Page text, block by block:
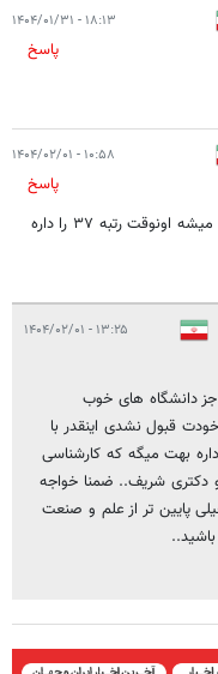
۱۸:۱۳ - ۱۴۰۴/۰۱/۳۱
پاسخ
۱۰:۵۸ - ۱۴۰۴/۰۲/۰۱
پاسخ
هرچه بچه ضعیف است وارد علم وصنعت میشه اونوقت رتبه ۳۷ را داره
۱۳:۲۵ - ۱۴۰۴/۰۲/۰۱
دانشگاه های خوب
قبول نشدی اینقدر با
بهت میگه که کارشناسی
دکتری شریف.. ضمنا خواجه
پایین تر از علم و صنعت